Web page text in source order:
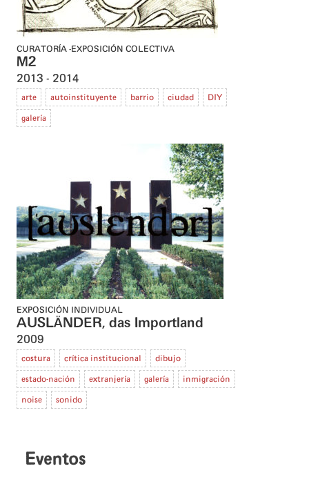
CURATORÍA EXPOSICIÓN COLECTIVA
M2
2013 2014
arte autoinstituyente barrio ciudad DIY
galería
EXPOSICIÓN INDIVIDUAL
AUSLÄNDER, das Importland
2009
costura crítica institucional dibujo
estado-nación extranjería galería inmigración
noise sonido
Eventos